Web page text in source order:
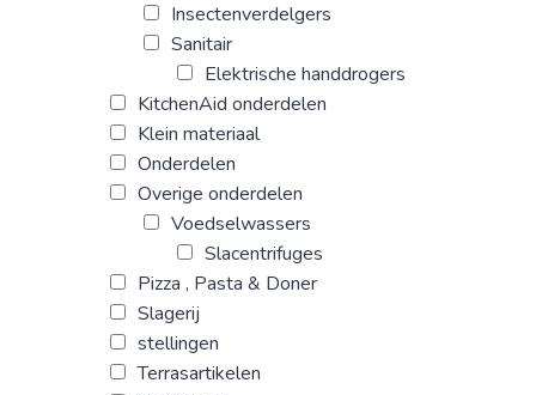
Insectenverdelgers
Sanitair
Elektrische handdrogers
KitchenAid onderdelen
Klein materiaal
Onderdelen
Overige onderdelen
Voedselwassers
Slacentrifuges
Pizza , Pasta & Doner
Slagerij
stellingen
Terrasartikelen